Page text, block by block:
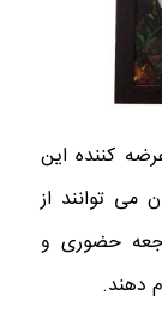
کننده این
می توانند از
حضوری و
دهند.